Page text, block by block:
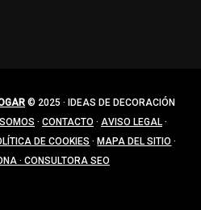
© 2025 ·
IDEAS DE DECORACIÓN
· CONTACTO · AVISO LEGAL ·
DE COOKIES · MAPA DEL SITIO ·
· CONSULTORA SEO